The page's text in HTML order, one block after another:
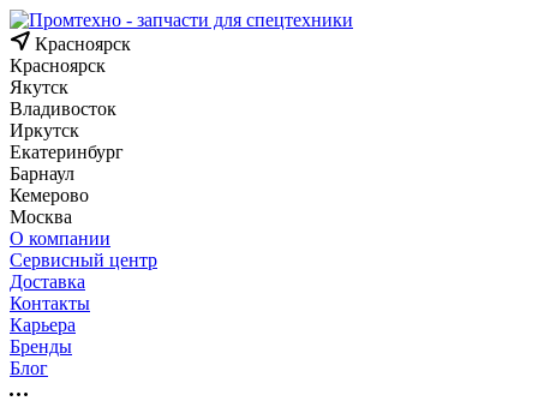
Красноярск
Красноярск
Якутск
Владивосток
Иркутск
Екатеринбург
Барнаул
Кемерово
Москва
О компании
Сервисный центр
Доставка
Контакты
Карьера
Бренды
Блог